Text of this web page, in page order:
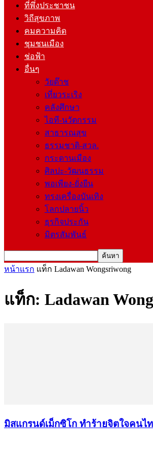
ที่พึ่งประชาชน
วิถีสุขภาพ
คมความคิด
ชุมชนเมือง
ช่อฟ้า
อื่นๆ
วัยต๊าช
เที่ยวระเริง
คลังศึกษา
ไอที-นวัตกรรม
สาธารณสุข
ธรรมชาติ-สวล.
กระดานเมือง
ศิลปะ-วัฒนธรรม
พอเพียง-ยั่งยืน
ทรงเครื่องบันเทิง
โลกปลายนิ้ว
ธุรกิจประกัน
มิตรสัมพันธ์
หน้าแรก แท็ก Ladawan Wongsriwong
แท็ก: Ladawan
มิสแกรนด์เม็กซิโก ทำร้ายจิตใจคนไ